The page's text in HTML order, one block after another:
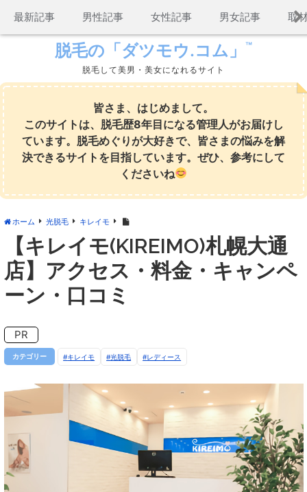
へ
ス
キ
ッ
プ
脱毛の「ダツモウ.コム」 ™
脱毛して美男・美女になれるサイト
皆さま、はじめまして。
このサイトは、脱毛歴8年目になる管理人がお届けし
ています。脱毛めぐりが大好きで、皆さまの悩みを解
決できるサイトを目指しています。ぜひ、参考にして
くださいね
ホーム 光脱毛 キレイモ
【キレイモ(KIREIMO)札幌大通
店】アクセス・料金・キャンペ
ーン・口コミ
PR
カテゴリー キレイモ 光脱毛 レディース
最新記事 男性記事 女性記事 男女記事 取